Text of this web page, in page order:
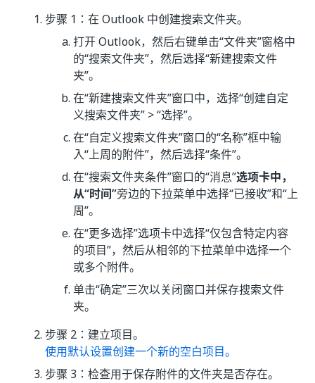
步骤 1：在 Outlook 中创建搜索文件夹。
打开 Outlook，然后右键单击“文件夹”窗格中
的“搜索文件夹”，然后选择“新建搜索文件
夹”。
在“新建搜索文件夹”窗口中，选择“创建自定
义搜索文件夹” > “选择”。
在“自定义搜索文件夹”窗口的“名称”框中输
入“上周的附件”，然后选择“条件”。
在“搜索文件夹条件”窗口的“消息”选项卡中，
从“时间”旁边的下拉菜单中选择“已接收”和“上
周”。
在“更多选择”选项卡中选择“仅包含特定内容
的项目”，然后从相邻的下拉菜单中选择一个
或多个附件。
单击“确定”三次以关闭窗口并保存搜索文件
夹。
步骤 2：建立项目。
使用默认设置创建一个新的空白项目。
步骤 3：检查用于保存附件的文件夹是否存在。